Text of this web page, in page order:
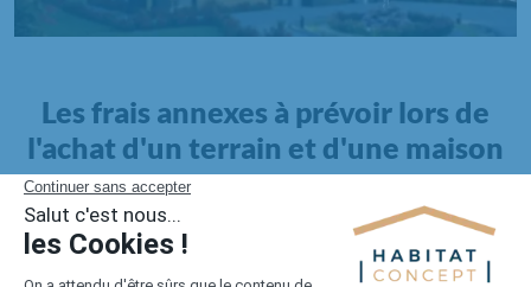
Les frais annexes à prévoir lors de
l'achat d'un terrain et d'une maison
Il faut également intégrer à votre budget, les
pour la maison. Outre l'achat du terrain et la construction, il
faut prendre en compte la viabilisation si elle n'est pas
proposée par le constructeur. Les frais de raccordements et les